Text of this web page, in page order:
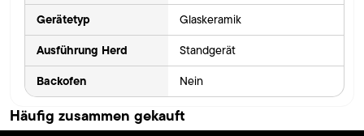
Gerätetyp Glaskeramik
Ausführung Herd Standgerät
Backofen Nein
Häufig zusammen gekauft